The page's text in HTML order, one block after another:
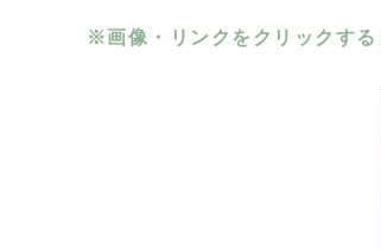
※画像・リンクをクリックする